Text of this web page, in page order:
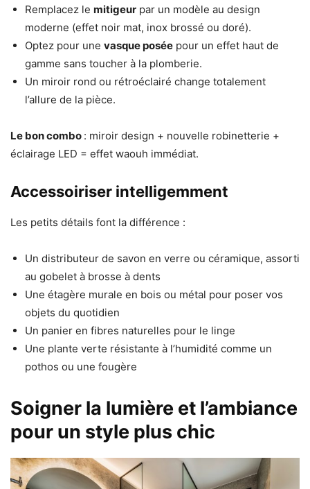
Remplacez le mitigeur par un modèle au design
moderne (effet noir mat, inox brossé ou doré).
Optez pour une vasque posée pour un effet haut de
gamme sans toucher à la plomberie.
Un miroir rond ou rétroéclairé change totalement
l’allure de la pièce.
Le bon combo : miroir design + nouvelle robinetterie +
éclairage LED = effet waouh immédiat.
Accessoiriser intelligemment
Les petits détails font la différence :
Un distributeur de savon en verre ou céramique, assorti
au gobelet à brosse à dents
Une étagère murale en bois ou métal pour poser vos
objets du quotidien
Un panier en fibres naturelles pour le linge
Une plante verte résistante à l’humidité comme un
pothos ou une fougère
Soigner la lumière et l’ambiance
pour un style plus chic